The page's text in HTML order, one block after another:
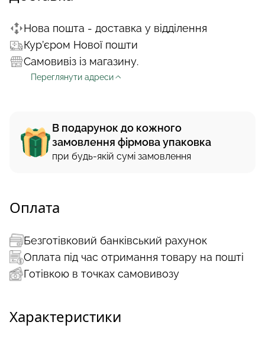
Нова пошта - доставка у відділення
Кур’єром Нової пошти
Самовивіз із магазину.
Переглянути адреси
В подарунок до кожного
замовлення фірмова упаковка
при будь-якій сумі замовлення
Оплата
Безготівковий банківський рахунок
Оплата під час отримання товару на пошті
Готівкою в точках самовивозу
Характеристики